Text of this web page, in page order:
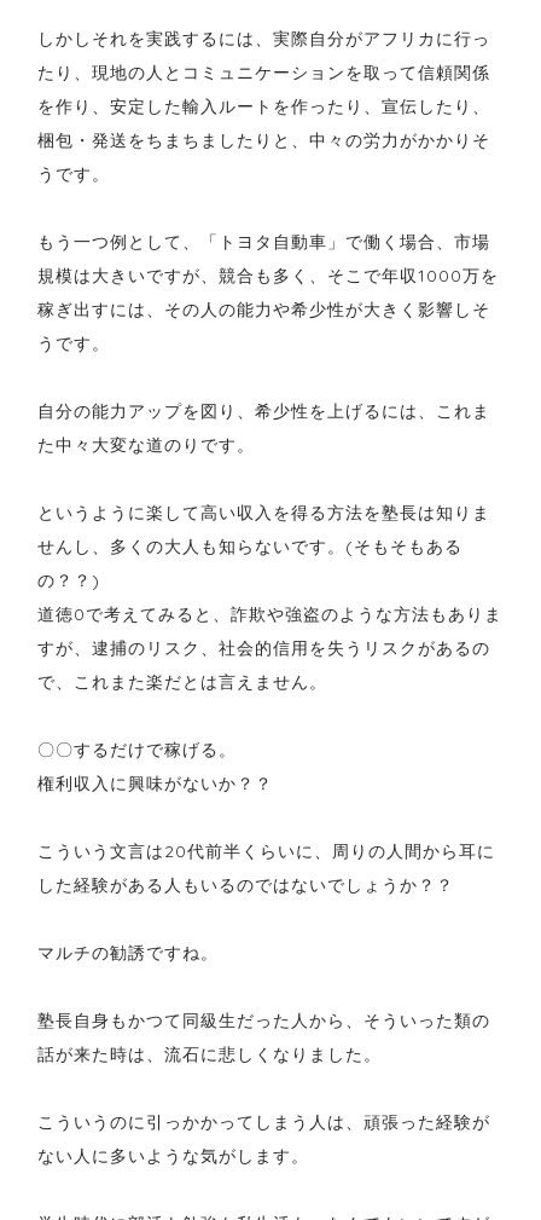
しかしそれを実践するには、実際自分がアフリカに行っ
たり、現地の人とコミュニケーションを取って信頼関係
を作り、安定した輸入ルートを作ったり、宣伝したり、
梱包・発送をちまちましたりと、中々の労力がかかりそ
うです。
もう一つ例として、「トヨタ自動車」で働く場合、市場
規模は大きいですが、競合も多く、そこで年収1000万を
稼ぎ出すには、その人の能力や希少性が大きく影響しそ
うです。
自分の能力アップを図り、希少性を上げるには、これま
た中々大変な道のりです。
というように楽して高い収入を得る方法を塾長は知りま
せんし、多くの大人も知らないです。(そもそもある
の？？)
道徳0で考えてみると、詐欺や強盗のような方法もありま
すが、逮捕のリスク、社会的信用を失うリスクがあるの
で、これまた楽だとは言えません。
〇〇するだけで稼げる。
権利収入に興味がないか？？
こういう文言は20代前半くらいに、周りの人間から耳に
した経験がある人もいるのではないでしょうか？？
マルチの勧誘ですね。
塾長自身もかつて同級生だった人から、そういった類の
話が来た時は、流石に悲しくなりました。
こういうのに引っかかってしまう人は、頑張った経験が
ない人に多いような気がします。